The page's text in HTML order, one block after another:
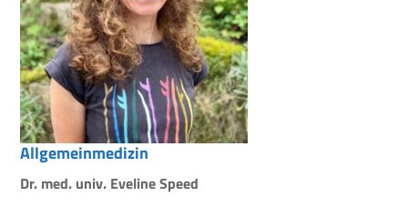
Allgemeinmedizin
Dr. med. univ. Eveline Speed